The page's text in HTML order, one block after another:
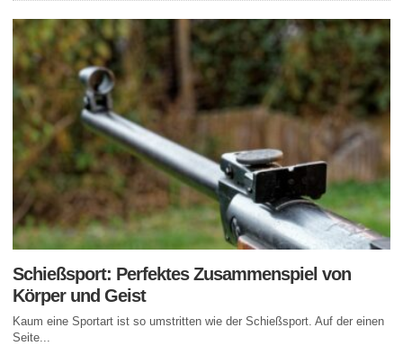
Schießsport: Perfektes Zusammenspiel von
Körper und Geist
Kaum eine Sportart ist so umstritten wie der Schießsport. Auf der einen
Seite...